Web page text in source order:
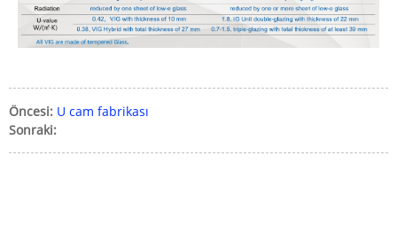
Öncesi: U cam fabrikası
Sonraki: